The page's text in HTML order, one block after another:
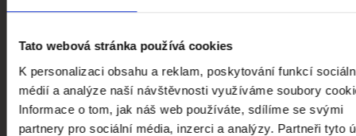
Tato webová stránka používá cookies
K personalizaci obsahu a reklam, poskytování funkcí
médií a analýze naší návštěvnosti využíváme soubory
Informace o tom, jak náš web používáte, sdílíme se svými
partnery pro sociální média, inzerci a analýzy. Partneři tyto
1796–1918: Umění dlouhého století
Veletržní palác